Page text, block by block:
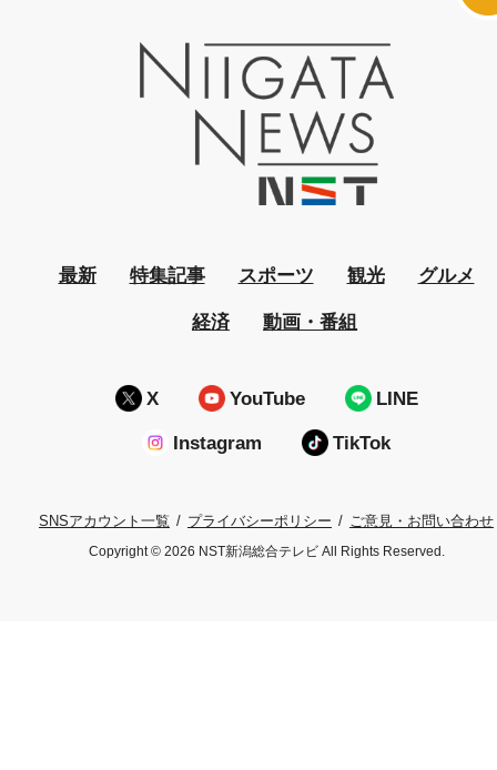
最新 特集記事 スポーツ 観光 グルメ
経済 動画・番組
X YouTube LINE
Instagram TikTok
SNSアカウント一覧 プライバシーポリシー ご意見・お問い合わせ
Copyright © 2026 NST新潟総合テレビ All Rights Reserved.